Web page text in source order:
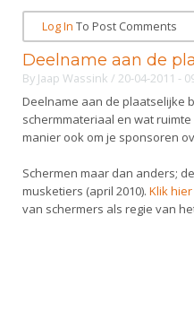
Formulieren
Alle Verenigingen
Nieuws
Verenigingsondersteuning
Oprichting Vereniging
JEC
Veteranenwedstrijden
Wedstrijdorganisatie
Nieuws
Aanvragen van
Scheidsrechterslijst
Scheidsrechterslijst
Scheidsrechter Documentatie
Opleidingen
Tuchtzaken
Archief
Infotheek
Log In To Post Comments
Deelname aan de
By Jaap Wassink / 20-04-2011 -
Deelname aan de plaatselijke
schermmateriaal en wat
manier ook om je sponsoren
Schermen maar dan anders;
musketiers (april 2010). Klik
van schermers als regie van